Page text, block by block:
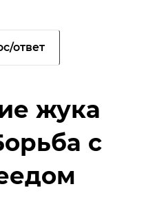
ответ
жука
с